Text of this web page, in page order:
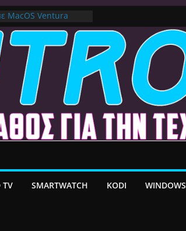
MacOS Ventura
Premium VPN –
το Ελληνικό Add-
Android TV | CX
Μεταφορά
Google TV:
Προσαρμογή!
TV SMARTWATCH KODI WINDOWS